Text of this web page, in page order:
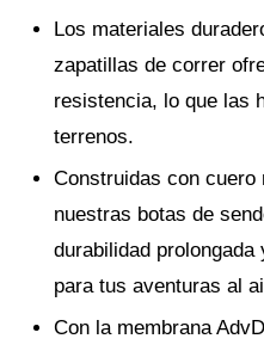
Los materiales
zapatillas de correr
resistencia, lo que las
terrenos.
Construidas con cuero
nuestras botas de
durabilidad
para tus aventuras al
Con la membrana